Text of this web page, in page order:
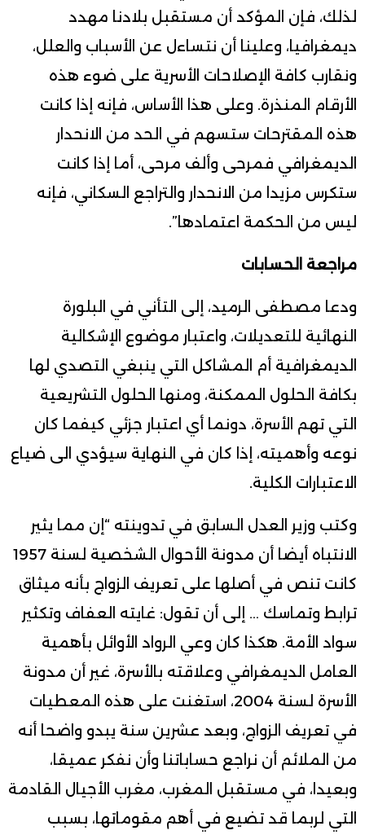
لذلك، فإن المؤكد أن مستقبل بلادنا مهدد
ديمغرافيا، وعلينا أن نتساءل عن الأسباب والعلل،
ونقارب كافة الإصلاحات الأسرية على ضوء هذه
الأرقام المنذرة. وعلى هذا الأساس، فإنه إذا كانت
هذه المقترحات ستسهم في الحد من الانحدار
الديمغرافي فمرحى وألف مرحى، أما إذا كانت
ستكرس مزيدا من الانحدار والتراجع السكاني، فإنه
ليس من الحكمة اعتمادها”.
مراجعة الحسابات
ودعا مصطفى الرميد، إلى التأني في البلورة
النهائية للتعديلات، واعتبار موضوع الإشكالية
الديمغرافية أم المشاكل التي ينبغي التصدي لها
بكافة الحلول الممكنة، ومنها الحلول التشريعية
التي تهم الأسرة، دونما أي اعتبار جزئي كيفما كان
نوعه وأهميته، إذا كان في النهاية سيؤدي الى ضياع
الاعتبارات الكلية.
وكتب وزير العدل السابق في تدوينته “إن مما يثير
الانتباه أيضا أن مدونة الأحوال الشخصية لسنة 1957
كانت تنص في أصلها على تعريف الزواج بأنه ميثاق
ترابط وتماسك … إلى أن تقول: غايته العفاف وتكثير
سواد الأمة. هكذا كان وعي الرواد الأوائل بأهمية
العامل الديمغرافي وعلاقته بالأسرة، غير أن مدونة
الأسرة لسنة 2004، استغنت على هذه المعطيات
في تعريف الزواج، وبعد عشرين سنة يبدو واضحا أنه
من الملائم أن نراجع حساباتنا وأن نفكر عميقا،
وبعيدا، في مستقبل المغرب، مغرب الأجيال القادمة
التي لربما قد تضيع في أهم مقوماتها، بسبب